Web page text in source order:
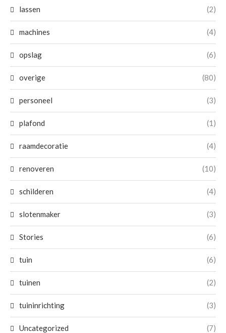
lassen (2)
machines (4)
opslag (6)
overige (80)
personeel (3)
plafond (1)
raamdecoratie (4)
renoveren (10)
schilderen (4)
slotenmaker (3)
Stories (6)
tuin (6)
tuinen (2)
tuininrichting (3)
Uncategorized (7)